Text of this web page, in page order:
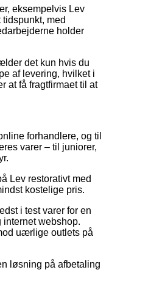
eksempelvis Lev
med
holder
det kun hvis du
af levering, hvilket i
at få fragtfirmaet til at
forhandlere, og til
varer – til juniorer,
Lev restorativt med
kostelige pris.
i test varer for en
webshop.
uærlige outlets på
løsning på afbetaling